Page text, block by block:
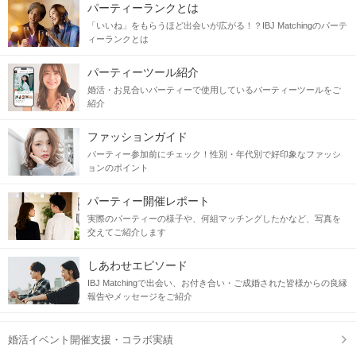
パーティーランクとは
「いいね」をもらうほど出会いが広がる！？IBJ Matchingのパーテ
ィーランクとは
パーティーツール紹介
婚活・お見合いパーティーで使用しているパーティーツールをご
紹介
ファッションガイド
パーティー参加前にチェック！性別・年代別で好印象なファッシ
ョンのポイント
パーティー開催レポート
実際のパーティーの様子や、何組マッチングしたかなど、写真を
交えてご紹介します
しあわせエピソード
IBJ Matchingで出会い、お付き合い・ご成婚された皆様からの良縁
報告やメッセージをご紹介
婚活イベント開催支援・コラボ実績